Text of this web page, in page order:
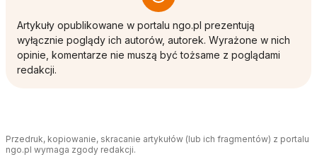
Artykuły opublikowane w portalu ngo.pl prezentują
wyłącznie poglądy ich autorów, autorek. Wyrażone w nich
opinie, komentarze nie muszą być tożsame z poglądami
redakcji.
Przedruk, kopiowanie, skracanie artykułów (lub ich fragmentów) z portalu
ngo.pl wymaga zgody redakcji.